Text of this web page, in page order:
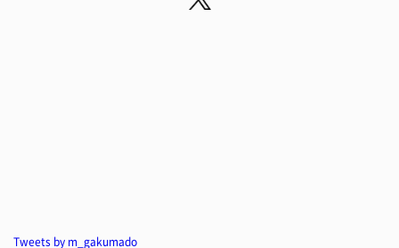
Tweets by m_gakumado